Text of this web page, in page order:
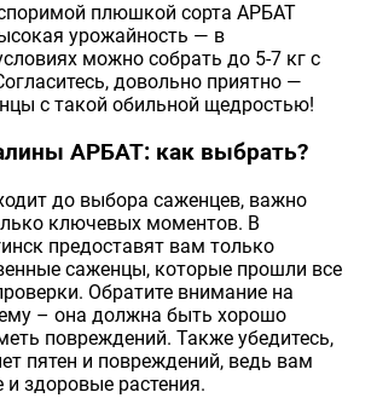
плюшкой сорта АРБАТ
урожайность — в
можно собрать до 5-7 кг с
довольно приятно —
с такой обильной щедростью!
АРБАТ: как выбрать?
до выбора саженцев, важно
ключевых моментов. В
предоставят вам только
саженцы, которые прошли все
Обратите внимание на
– она должна быть хорошо
повреждений. Также убедитесь,
пятен и повреждений, ведь вам
здоровые растения.